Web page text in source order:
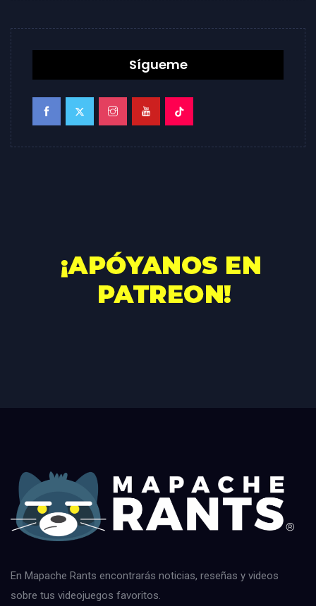
Sígueme
En Mapache Rants encontrarás noticias, reseñas y videos
sobre tus videojuegos favoritos.